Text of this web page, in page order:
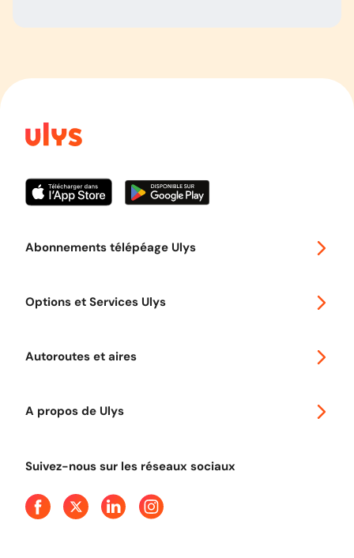
Abonnements télépéage Ulys
Options et Services Ulys
Autoroutes et aires
A propos de Ulys
Presse
Suivez-nous sur les réseaux sociaux